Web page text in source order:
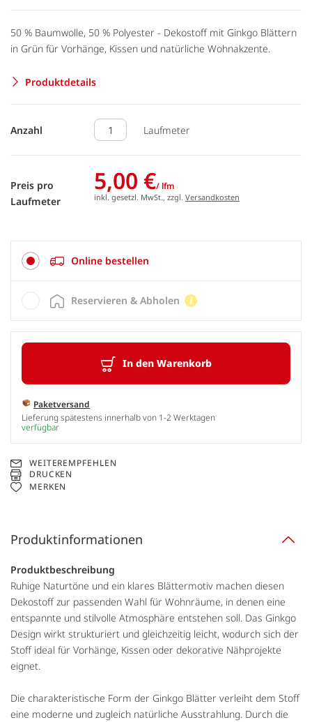
50 % Baumwolle, 50 % Polyester - Dekostoff mit Ginkgo Blättern
in Grün für Vorhänge, Kissen und natürliche Wohnakzente.
Produktdetails
Anzahl Laufmeter
Preis pro
Laufmeter
5,00 €/ lfm
inkl. gesetzl. MwSt., zzgl. Versandkosten
Online bestellen
In den Warenkorb
Paketversand
Lieferung spätestens innerhalb von 1-2 Werktagen
verfügbar
Reservieren & Abholen
WEITEREMPFEHLEN
DRUCKEN
MERKEN
Produktinformationen
Produktbeschreibung
Ruhige Naturtöne und ein klares Blättermotiv machen diesen
Dekostoff zur passenden Wahl für Wohnräume, in denen eine
entspannte und stilvolle Atmosphäre entstehen soll. Das Ginkgo
Design wirkt strukturiert und gleichzeitig leicht, wodurch sich der
Stoff ideal für Vorhänge, Kissen oder dekorative Nähprojekte
eignet.
Die charakteristische Form der Ginkgo Blätter verleiht dem Stoff
eine moderne und zugleich natürliche Ausstrahlung. Durch die